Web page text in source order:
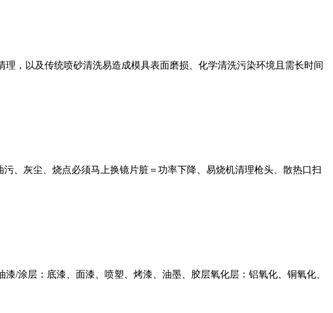
，以及传统喷砂清洗易造成模具表面磨损、化学清洗污染环境且需长时间
、灰尘、烧点必须马上换镜片脏＝功率下降、易烧机清理枪头、散热口扫
/涂层：底漆、面漆、喷塑、烤漆、油墨、胶层氧化层：铝氧化、铜氧化、